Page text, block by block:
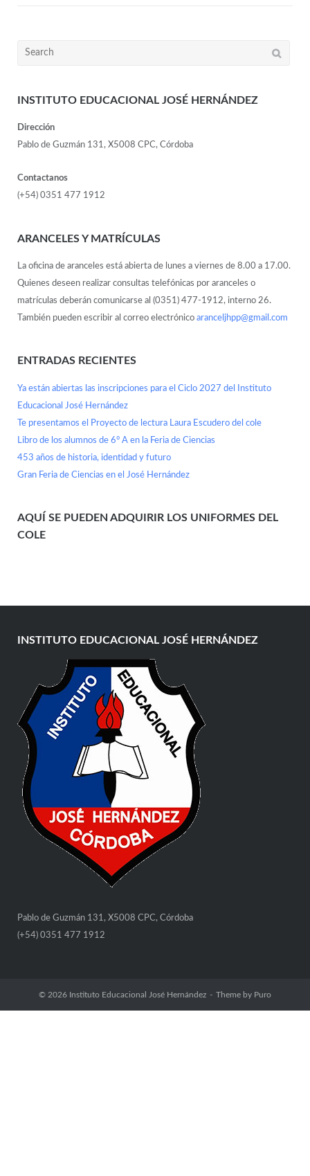
INSTITUTO EDUCACIONAL JOSÉ HERNÁNDEZ
Dirección
Pablo de Guzmán 131, X5008 CPC, Córdoba
Contactanos
(+54) 0351 477 1912
ARANCELES Y MATRÍCULAS
La oficina de aranceles está abierta de lunes a viernes de 8.00 a 17.00.
Quienes deseen realizar consultas telefónicas por aranceles o
matrículas deberán comunicarse al (0351) 477-1912, interno 26.
También pueden escribir al correo electrónico aranceljhpp@gmail.com
ENTRADAS RECIENTES
Ya están abiertas las inscripciones para el Ciclo 2027 del Instituto
Educacional José Hernández
Te presentamos el Proyecto de lectura Laura Escudero del cole
Libro de los alumnos de 6° A en la Feria de Ciencias
453 años de historia, identidad y futuro
Gran Feria de Ciencias en el José Hernández
AQUÍ SE PUEDEN ADQUIRIR LOS UNIFORMES DEL
COLE
INSTITUTO EDUCACIONAL JOSÉ HERNÁNDEZ
Pablo de Guzmán 131, X5008 CPC, Córdoba
(+54) 0351 477 1912
© 2026 Instituto Educacional José Hernández Theme by Puro